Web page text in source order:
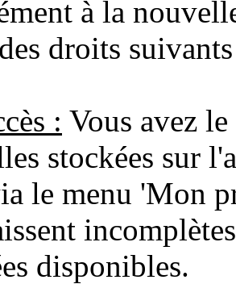
à la
droits
: Vous avez
stockées sur
le menu 'Mon
disponibles.